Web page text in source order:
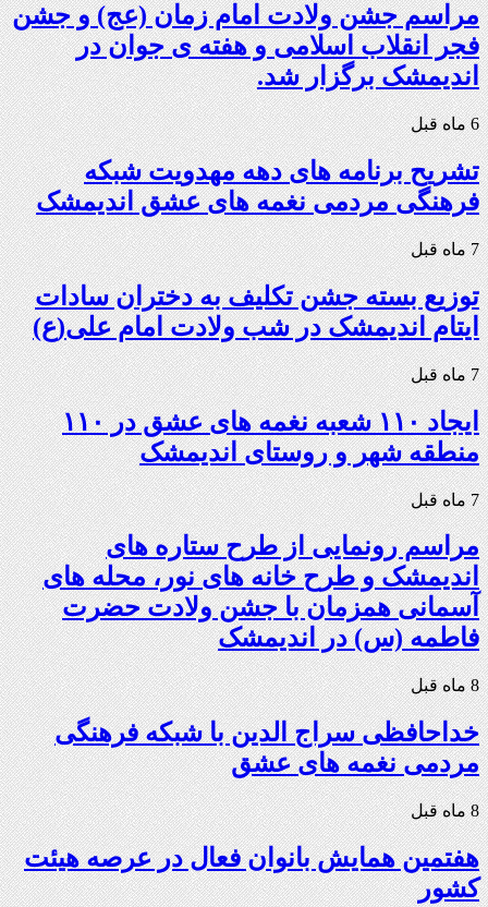
مراسم جشن ولادت امام زمان (عج) و جشن
فجر انقلاب اسلامی و هفته ی جوان در
اندیمشک برگزار شد.
6 ماه قبل
تشریح برنامه های دهه مهدویت شبکه
فرهنگی مردمی نغمه های عشق اندیمشک
7 ماه قبل
توزیع بسته جشن تکلیف به دختران سادات
ایتام اندیمشک در شب ولادت امام علی(ع)
7 ماه قبل
ایجاد ۱۱۰ شعبه نغمه های عشق در ۱۱۰
منطقه شهر و روستای اندیمشک
7 ماه قبل
مراسم رونمایی از طرح ستاره های
اندیمشک و طرح خانه های نور، محله های
آسمانی همزمان با جشن ولادت حضرت
فاطمه (س) در اندیمشک
8 ماه قبل
خداحافظی سراج الدین با شبکه فرهنگی
مردمی نغمه های عشق
8 ماه قبل
هفتمین همایش بانوان فعال در عرصه‌ هیئت
کشور